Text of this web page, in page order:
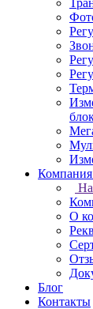
Компания
О
Блог
Контакты